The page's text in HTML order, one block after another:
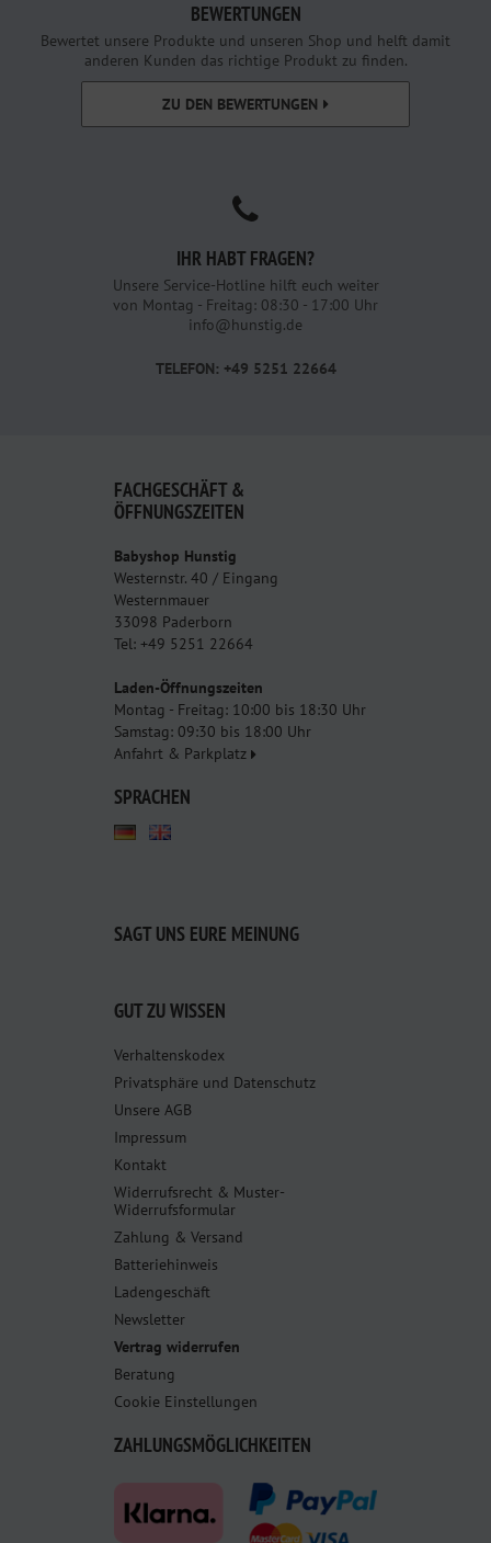
BEWERTUNGEN
Bewertet unsere Produkte und unseren Shop und helft damit
anderen Kunden das richtige Produkt zu finden.
ZU DEN BEWERTUNGEN
IHR HABT FRAGEN?
Unsere Service-Hotline hilft euch weiter
von Montag - Freitag: 08:30 - 17:00 Uhr
info@hunstig.de
TELEFON: +49 5251 22664
FACHGESCHÄFT &
ÖFFNUNGSZEITEN
Babyshop Hunstig
Westernstr. 40 / Eingang
Westernmauer
33098 Paderborn
Tel: +49 5251 22664
Laden-Öffnungszeiten
Montag - Freitag: 10:00 bis 18:30 Uhr
Samstag: 09:30 bis 18:00 Uhr
Anfahrt & Parkplatz
SPRACHEN
SAGT UNS EURE MEINUNG
GUT ZU WISSEN
Verhaltenskodex
Privatsphäre und Datenschutz
Unsere AGB
Impressum
Kontakt
Widerrufsrecht & Muster-
Widerrufsformular
Zahlung & Versand
Batteriehinweis
Ladengeschäft
Newsletter
Vertrag widerrufen
Beratung
Cookie Einstellungen
ZAHLUNGSMÖGLICHKEITEN